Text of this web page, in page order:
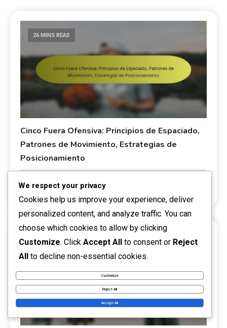
26 MINS READ
Cinco Fuera Ofensiva: Principios de Espaciado,
Patrones de Movimiento, Estrategias de
Posicionamiento
10/02/2026 Derek Sullivan
17 MINS READ
We respect your privacy
Cookies help us improve your experience, deliver
personalized content, and analyze traffic. You can
choose which cookies to allow by clicking
Customize. Click Accept All to consent or Reject
All to decline non-essential cookies.
Customize
Reject All
Accept All